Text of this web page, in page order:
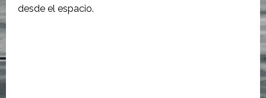
desde el espacio.